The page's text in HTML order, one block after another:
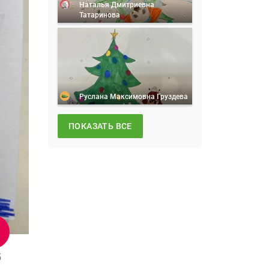
Наталья Дмитриевна
Татаринова
Руслана Максимовна Груздева
ПОКАЗАТЬ ВСЕ